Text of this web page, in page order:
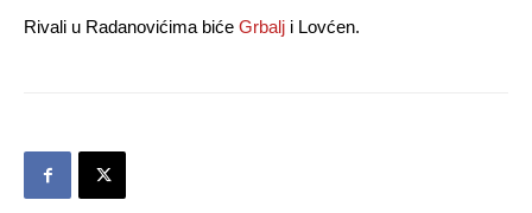
Rivali u Radanovićima biće Grbalj i Lovćen.